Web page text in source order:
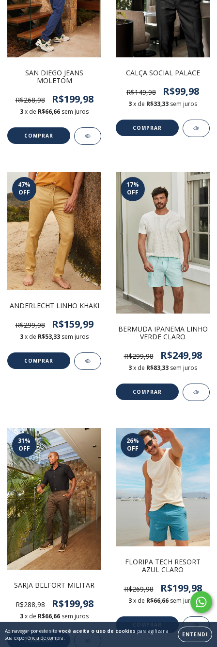
Ao navegar por este site você aceita o uso de cookies para agilizar a
sua experiência de compra.
ENTENDI
SAN DIEGO JEANS
MOLETOM
R$268,98 R$199,98
3x de R$66,66 sem juros
COMPRAR
CALÇA SOCIAL PALACE
R$149,98 R$99,98
3x de R$33,33 sem juros
COMPRAR
47%
OFF
ANDERLECHT LINHO KHAKI
R$299,98 R$159,99
3x de R$53,33 sem juros
COMPRAR
17%
OFF
BERMUDA IPANEMA LINHO
VERDE CLARO
R$299,98 R$249,98
3x de R$83,33 sem juros
COMPRAR
31%
OFF
SARJA BELFORT MILITAR
R$288,98 R$199,98
3x de R$66,66 sem juros
COMPRAR
26%
OFF
FLORIPA TECH RESORT
AZUL CLARO
R$269,98 R$199,98
3x de R$66,66 sem juros